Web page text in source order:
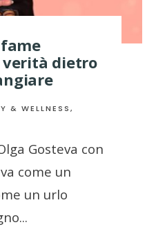
verità dietro
& WELLNESS,
Gosteva con
come un
un urlo
...